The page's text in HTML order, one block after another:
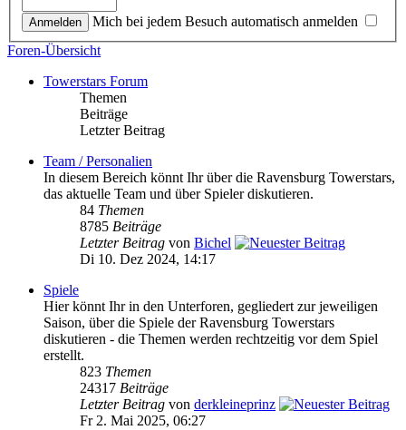
Mich bei jedem Besuch automatisch anmelden
Foren-Übersicht
Towerstars Forum
Themen
Beiträge
Letzter Beitrag
Team / Personalien
In diesem Bereich könnt Ihr über die Ravensburg Towerstars,
das aktuelle Team und über Spieler diskutieren.
84 Themen
8785 Beiträge
Letzter Beitrag von Bichel
Di 10. Dez 2024, 14:17
Spiele
Hier könnt Ihr in den Unterforen, gegliedert zur jeweiligen
Saison, über die Spiele der Ravensburg Towerstars
diskutieren - die Themen werden rechtzeitig vor dem Spiel
erstellt.
823 Themen
24317 Beiträge
Letzter Beitrag von derkleineprinz
Fr 2. Mai 2025, 06:27